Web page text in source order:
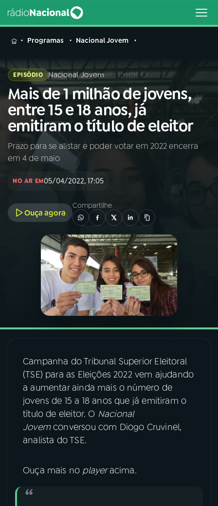
MENU
Buscar
na
Rádio
Nacional
Buscar
AO VIVO
INÍCIO
A RÁDIO
PROGRAMAÇÃO
PROGRAMAS
PODCASTS
ÚLTIMAS
08FESTIVAL DE MÚSICA
ACOMPANHE A RÁDIO NACIONAL
Programas Nacional Jovem
EPISÓDIO Nacional Jovem
Mais de 1 milhão de jovens,
entre 15 e 18 anos, já
emitiram o título de eleitor
Prazo para se alistar e poder votar em 2022 encerra
em 4 de maio
NO AR EM05/04/2022, 17:05
Ouça agora
Compartilhe
Campanha do Tribunal Superior Eleitoral
(TSE) para as Eleições 2022 vem ajudando
a aumentar ainda mais o número de
jovens de 15 a 18 anos que já emitiram o
título de eleitor. O Nacional
Jovemconversou com Diogo Cruvinel,
analista do TSE.
Ouça mais no playeracima.